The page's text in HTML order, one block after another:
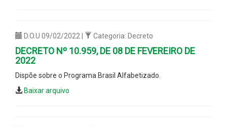
D.O.U 09/02/2022 | Categoria: Decreto
DECRETO Nº 10.959, DE 08 DE FEVEREIRO DE
2022
Dispõe sobre o Programa Brasil Alfabetizado.
Baixar arquivo